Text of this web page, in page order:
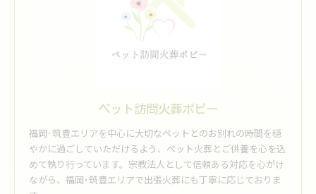
ペット訪問火葬ポピー
福岡･筑豊エリアを中心に大切なペットとのお別れの時間を穏
やかに過ごしていただけるよう、ペット火葬とご供養を心を込
めて執り行っています。宗教法人として信頼ある対応を心がけ
ながら、福岡･筑豊エリアで出張火葬にも丁寧に応じておりま